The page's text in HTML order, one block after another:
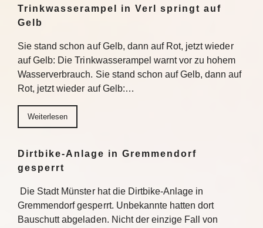
Trinkwasserampel in Verl springt auf
Gelb
Sie stand schon auf Gelb, dann auf Rot, jetzt wieder
auf Gelb: Die Trinkwasserampel warnt vor zu hohem
Wasserverbrauch. Sie stand schon auf Gelb, dann auf
Rot, jetzt wieder auf Gelb:…
Weiterlesen
Dirtbike-Anlage in Gremmendorf
gesperrt
Die Stadt Münster hat die Dirtbike-Anlage in
Gremmendorf gesperrt. Unbekannte hatten dort
Bauschutt abgeladen. Nicht der einzige Fall von